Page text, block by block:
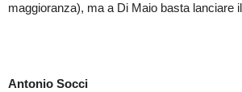
maggioranza), ma a Di Maio basta lanciare
Antonio Socci